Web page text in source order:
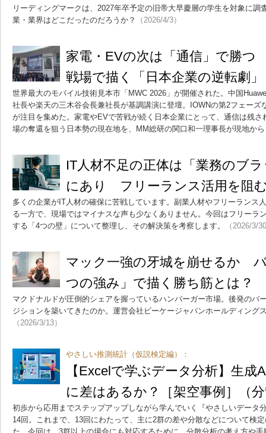
リーディングマークは、2027年卒予定の旧帝大早慶層の学生を対象に調
業・業界はどこだったのだろうか？
（2026/4/3）
家電・EVの次は「通信」で勝
戦場で描く「日本企業の逆転劇」
世界最大のモバイル技術見本市「MWC 2026」が開催された。中国
社長や楽天の三木谷会長兼社長が基調講演に登壇。IOWNの第2フェーズ
が注目を集めた。家電やEVで苦戦が続く日本企業にとって、通信は残
場の奪還を狙う日本勢の現在地を、MM総研の関口和一理事長が現地か
IT人材不足の正体は「業務のブ
にあり フリーランス活用を阻む
多くの企業がIT人材の確保に苦戦しています。副業人材やフリーランス
る一方で、現場ではマイナスな声も少なくありません。今回はフリーラ
する「4つの壁」について整理し、その解決策を考察します。
（2026/3/
マック一強の牙城を崩せるか
つの強み」で描く勝ち筋とは？
マクドナルドが圧倒的シェアを握っているハンバーガー市場。後発のバ
ジションを築いてきたのか。運営会社ビーケージャパンホールディング
（2026/3/13）
やさしい推測統計（仮説検定編）：
【Excelで学ぶデータ分析】生成
に差はあるか？［架空事例］（
初歩から応用までステップアップしながら学んでいく『やさしいデータ
14回。これまで、13回にわたって、主に2群の差や分散などについて検